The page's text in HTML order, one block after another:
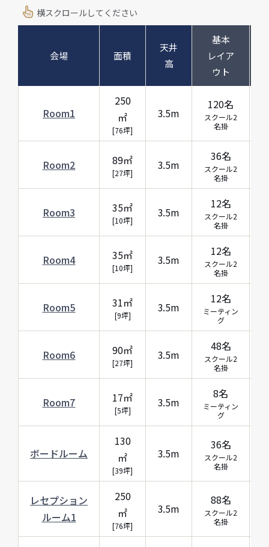
横スクロールしてください
会場 面積
天井
高
基本
レイア
ウト
Room1
250
㎡
[76坪]
3.5m
120名
スクール2
名掛
Room2 89㎡
[27坪]
3.5m
36名
スクール2
名掛
Room3 35㎡
[10坪]
3.5m
12名
スクール2
名掛
Room4 35㎡
[10坪]
3.5m
12名
スクール2
名掛
Room5 31㎡
[9坪]
3.5m
12名
ミーティン
グ
Room6 90㎡
[27坪]
3.5m
48名
スクール2
名掛
Room7 17㎡
[5坪]
3.5m
8名
ミーティン
グ
ボードルーム
130
㎡
[39坪]
3.5m
36名
スクール2
名掛
レセプション
ルーム1
250
㎡
[76坪]
3.5m
88名
スクール2
名掛